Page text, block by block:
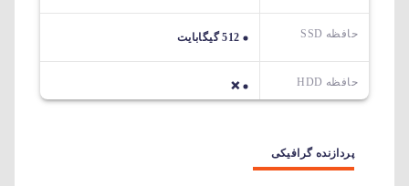
حافظه SSD 512 گیگابایت
حافظه HDD ❌
پردازنده گرافیکی